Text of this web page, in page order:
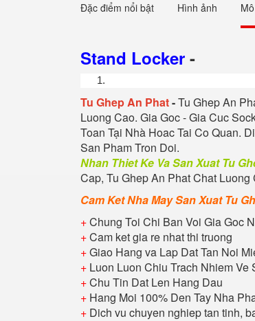
Đặc điểm nổi bật Hình ảnh
Stand Locker -
Tu Ghep An Phat-Tu Ghep An
Luong Cao. Gia Goc - Gia Cuc
Toan Tại Nhà Hoac Tai Co Quan.
San Pham Tron Doi.
Nhan Thiet Ke Va San Xuat Tu
Cap, Tu Ghep An PhatChat Luong
Cam Ket Nha May San Xuat Tu
+Chung Toi Chi Ban Voi Gia Goc
+Cam ket gia re nhat thi truong
+Giao Hang va Lap Dat Tan Noi
+ Luon Luon Chiu Trach Nhiem Ve
+Chu Tin Dat Len Hang Dau
+ Hang Moi 100% Den Tay Nha
+ Dich vu chuyen nghiep tan tinh,